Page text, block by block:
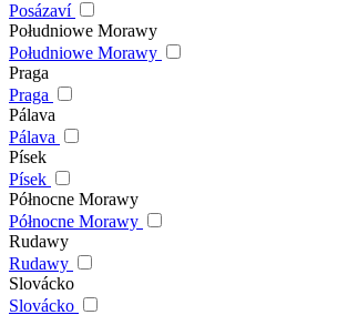
Posázaví
Południowe Morawy
Południowe Morawy
Praga
Praga
Pálava
Pálava
Písek
Písek
Północne Morawy
Północne Morawy
Rudawy
Rudawy
Slovácko
Slovácko